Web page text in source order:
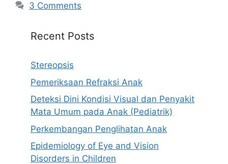
3 Comments
Recent Posts
Stereopsis
Pemeriksaan Refraksi Anak
Deteksi Dini Kondisi Visual dan Penyakit
Mata Umum pada Anak (Pediatrik)
Perkembangan Penglihatan Anak
Epidemiology of Eye and Vision
Disorders in Children